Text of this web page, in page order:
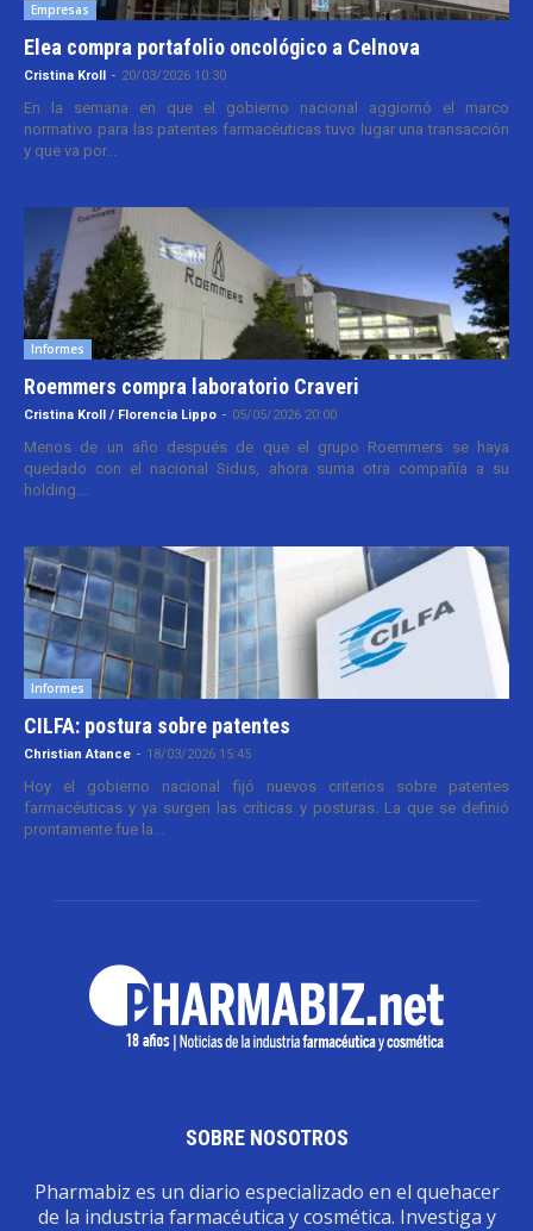
Empresas
Elea compra portafolio oncológico a Celnova
Cristina Kroll - 20/03/2026 10:30
En la semana en que el gobierno nacional aggiornó el marco
normativo para las patentes farmacéuticas tuvo lugar una transacción
y que va por...
Informes
Roemmers compra laboratorio Craveri
Cristina Kroll / Florencia Lippo - 05/05/2026 20:00
Menos de un año después de que el grupo Roemmers se haya
quedado con el nacional Sidus, ahora suma otra compañía a su
holding....
Informes
CILFA: postura sobre patentes
Christian Atance - 18/03/2026 15:45
Hoy el gobierno nacional fijó nuevos criterios sobre patentes
farmacéuticas y ya surgen las críticas y posturas. La que se definió
prontamente fue la...
SOBRE NOSOTROS
Pharmabiz es un diario especializado en el quehacer
de la industria farmacéutica y cosmética. Investiga y